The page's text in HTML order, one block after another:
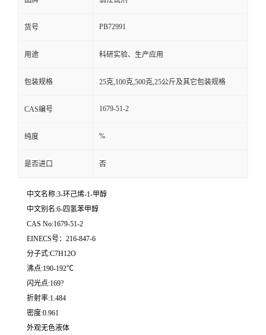
货号 PB72991
用途 科研实验、生产应用
包装规格 25克,100克,500克,25公斤及其它包装规格
CAS编号 1679-51-2
纯度 %
是否进口 否
中文名称:3-环己烯-1-甲醇
中文别名:6-四氢苯甲醇
CAS No:1679-51-2
EINECS号：216-847-6
分子式:C7H12O
沸点:190-192℃
闪光点:169?
折射率:1.484
密度:0.961
外观无色液体